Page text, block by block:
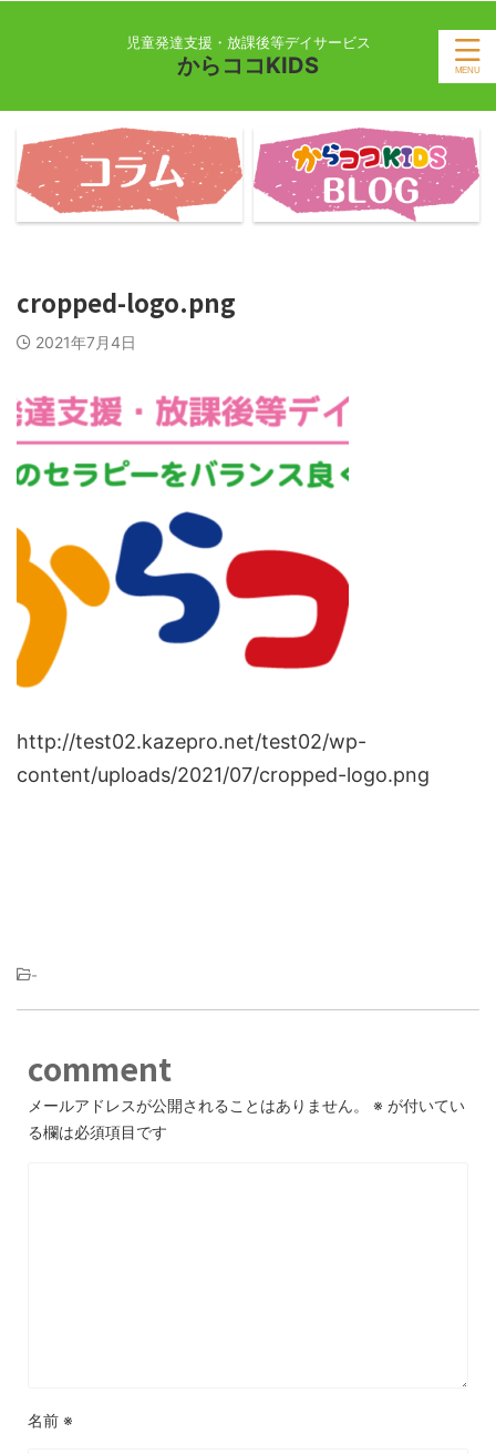
児童発達支援・放課後等デイサービス
からココKIDS
cropped-logo.png
2021年7月4日
http://test02.kazepro.net/test02/wp-
content/uploads/2021/07/cropped-logo.png
-
comment
メールアドレスが公開されることはありません。 ※ が付いてい
る欄は必須項目です
名前 ※